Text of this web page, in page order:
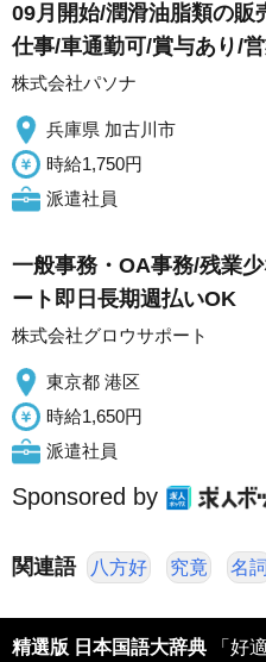
09月開始/潤滑油脂類の販
仕事/車通勤可/賞与あり/
株式会社パソナ
兵庫県 加古川市
時給1,750円
派遣社員
一般事務・OA事務/残業
ート即日長期週払いOK
株式会社グロウサポート
東京都 港区
時給1,650円
派遣社員
Sponsored by
関連語 八方好 究竟 名詞
精選版 日本国語大辞典 「好